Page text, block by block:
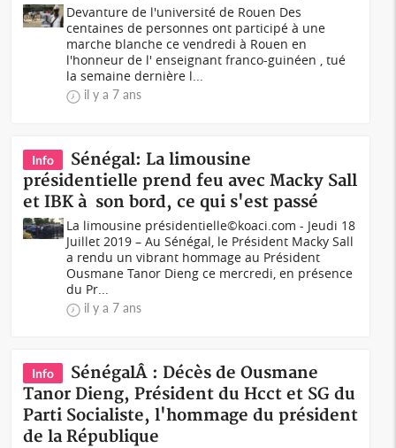
Devanture de l'université de Rouen Des
centaines de personnes ont participé à une
marche blanche ce vendredi à Rouen en
l'honneur de l' enseignant franco-guinéen , tué
la semaine dernière l...
il y a 7 ans
Info
Sénégal: La limousine
présidentielle prend feu avec Macky Sall
et IBK à son bord, ce qui s'est passé
La limousine présidentielle©koaci.com - Jeudi 18
Juillet 2019 – Au Sénégal, le Président Macky Sall
a rendu un vibrant hommage au Président
Ousmane Tanor Dieng ce mercredi, en présence
du Pr...
il y a 7 ans
Info
SénégalÂ : Décès de Ousmane
Tanor Dieng, Président du Hcct et SG du
Parti Socialiste, l'hommage du président
de la République